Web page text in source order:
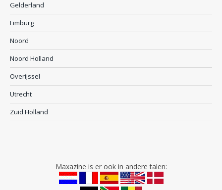
Gelderland
Limburg
Noord
Noord Holland
Overijssel
Utrecht
Zuid Holland
Maxazine is er ook in andere talen: